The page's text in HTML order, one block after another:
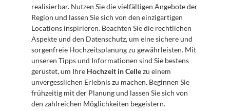
realisierbar. Nutzen Sie die vielfältigen Angebote der
Region und lassen Sie sich von den einzigartigen
Locations inspirieren. Beachten Sie die rechtlichen
Aspekte und den Datenschutz, um eine sichere und
sorgenfreie Hochzeitsplanung zu gewährleisten. Mit
unseren Tipps und Informationen sind Sie bestens
gerüstet, um Ihre Hochzeit in Celle zu einem
unvergesslichen Erlebnis zu machen. Beginnen Sie
frühzeitig mit der Planung und lassen Sie sich von
den zahlreichen Möglichkeiten begeistern.